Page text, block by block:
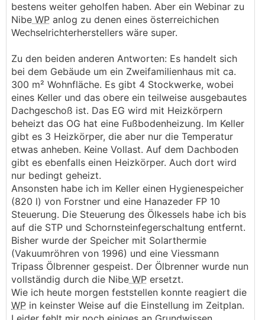
bestens weiter geholfen haben. Aber ein Webinar zu
Nibe WP anlog zu denen eines österreichichen
Wechselrichterherstellers wäre super.
Zu den beiden anderen Antworten: Es handelt sich
bei dem Gebäude um ein Zweifamilienhaus mit ca.
300 m² Wohnfläche. Es gibt 4 Stockwerke, wobei
eines Keller und das obere ein teilweise ausgebautes
Dachgeschoß ist. Das EG wird mit Heizkörpern
beheizt das OG hat eine Fußbodenheizung. Im Keller
gibt es 3 Heizkörper, die aber nur die Temperatur
etwas anheben. Keine Vollast. Auf dem Dachboden
gibt es ebenfalls einen Heizkörper. Auch dort wird
nur bedingt geheizt.
Ansonsten habe ich im Keller einen Hygienespeicher
(820 l) von Forstner und eine Hanazeder FP 10
Steuerung. Die Steuerung des Ölkessels habe ich bis
auf die STP und Schornsteinfegerschaltung entfernt.
Bisher wurde der Speicher mit Solarthermie
(Vakuumröhren von 1996) und eine Viessmann
Tripass Ölbrenner gespeist. Der Ölbrenner wurde nun
vollständig durch die Nibe WP ersetzt.
Wie ich heute morgen feststellen konnte reagiert die
WP in keinster Weise auf die Einstellung im Zeitplan.